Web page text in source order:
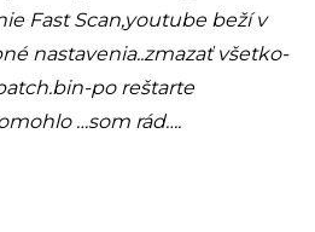
Fast Scan,youtube beží v
nastavenia..zmazať všetko-
po reštarte
…som rád….